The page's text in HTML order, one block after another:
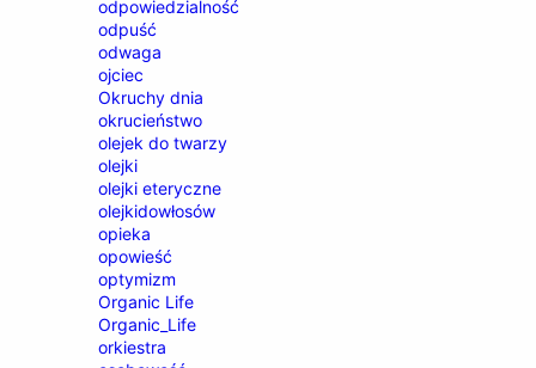
odpowiedzialność
odpuść
odwaga
ojciec
Okruchy dnia
okrucieństwo
olejek do twarzy
olejki
olejki eteryczne
olejkidowłosów
opieka
opowieść
optymizm
Organic Life
Organic_Life
orkiestra